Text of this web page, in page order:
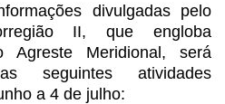
divulgadas pelo
II, que engloba
Agreste Meridional, será
seguintes atividades
a 4 de julho: